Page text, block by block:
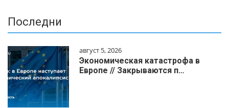
Последни
август 5, 2026
Экономическая катастрофа в
Европе // Закрываются п…